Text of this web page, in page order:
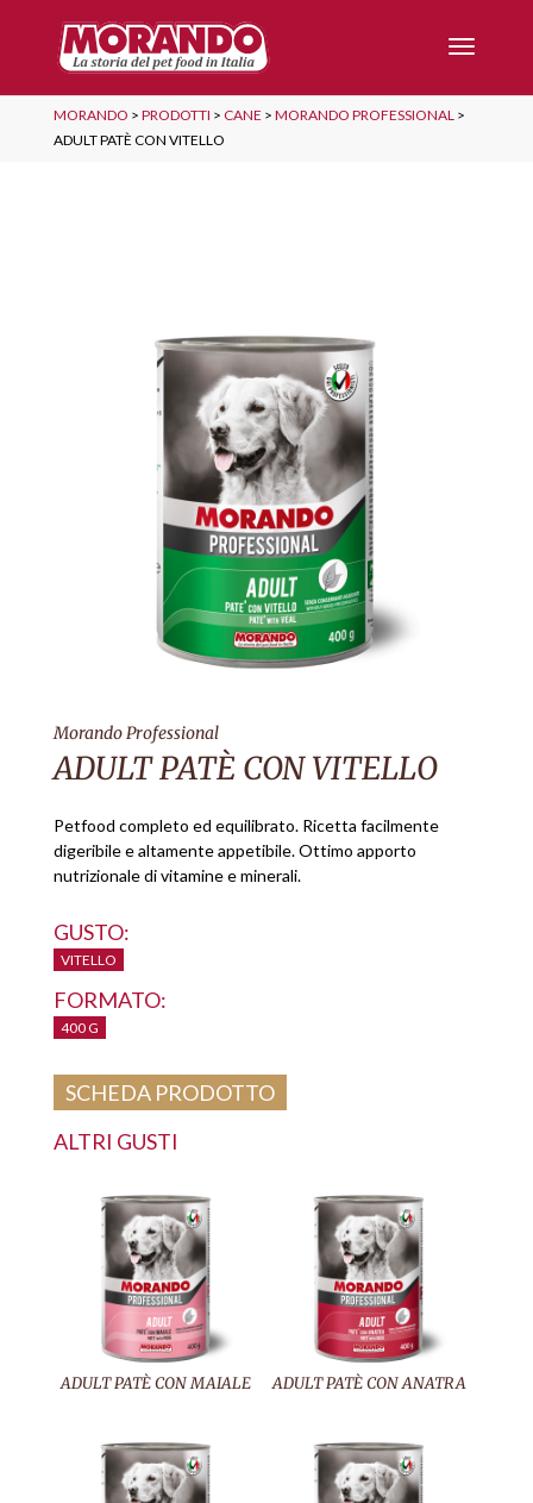
MORANDO > PRODOTTI > CANE > MORANDO PROFESSIONAL>
ADULT PATÈ CON VITELLO
Morando Professional
ADULT PATÈ CON VITELLO
Petfood completo ed equilibrato. Ricetta facilmente
digeribile e altamente appetibile. Ottimo apporto
nutrizionale di vitamine e minerali.
GUSTO:
VITELLO
FORMATO:
400 G
SCHEDA PRODOTTO
ALTRI GUSTI
ADULT PATÈ CON MAIALE ADULT PATÈ CON ANATRA